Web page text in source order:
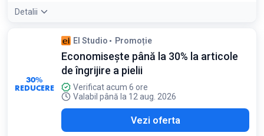
Detalii
30%
REDUCERE
El Studio Promoție
Economisește până la 30% la articole
de îngrijire a pielii
Verificat acum 6 ore
Valabil până la 12 aug. 2026
Vezi oferta